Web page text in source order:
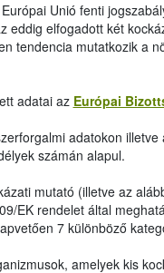
Unió fenti
eddig elfogadott két
tendencia mutatkozik a
adatai az Európai
adatokon
számán alapul.
mutató (illetve az
EK rendelet által
7 különböző
amelyek kis